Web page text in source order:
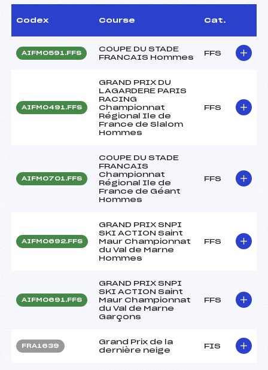
Codex Course Cat.
AIFM0591.FFS
COUPE DU STADE
FRANCAIS Hommes
FFS
AIFM0491.FFS
GRAND PRIX DU
LAGARDERE PARIS
RACING
Championnat
Régional Ile de
France de Slalom
Hommes
FFS
AIFM0701.FFS
COUPE DU STADE
FRANCAIS
Championnat
Régional Ile de
France de Géant
Hommes
FFS
AIFM0692.FFS
GRAND PRIX SNPI
SKI ACTION Saint
Maur Championnat
du Val de Marne
Hommes
FFS
AIFM0691.FFS
GRAND PRIX SNPI
SKI ACTION Saint
Maur Championnat
du Val de Marne
Garçons
FFS
FRA1639
Grand Prix de la
dernière neige
FIS